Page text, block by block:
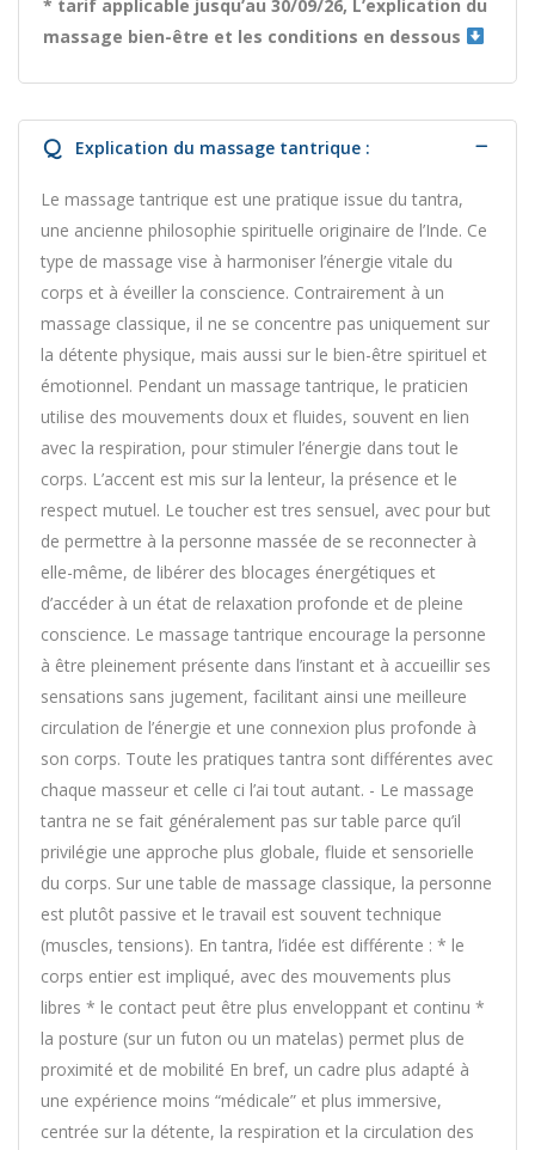
* tarif applicable jusqu’au 30/09/26, L’explication du
massage bien-être et les conditions en dessous
Q Explication du massage tantrique :
Le massage tantrique est une pratique issue du tantra,
une ancienne philosophie spirituelle originaire de l’Inde. Ce
type de massage vise à harmoniser l’énergie vitale du
corps et à éveiller la conscience. Contrairement à un
massage classique, il ne se concentre pas uniquement sur
la détente physique, mais aussi sur le bien-être spirituel et
émotionnel. Pendant un massage tantrique, le praticien
utilise des mouvements doux et fluides, souvent en lien
avec la respiration, pour stimuler l’énergie dans tout le
corps. L’accent est mis sur la lenteur, la présence et le
respect mutuel. Le toucher est tres sensuel, avec pour but
de permettre à la personne massée de se reconnecter à
elle-même, de libérer des blocages énergétiques et
d’accéder à un état de relaxation profonde et de pleine
conscience. Le massage tantrique encourage la personne
à être pleinement présente dans l’instant et à accueillir ses
sensations sans jugement, facilitant ainsi une meilleure
circulation de l’énergie et une connexion plus profonde à
son corps. Toute les pratiques tantra sont différentes avec
chaque masseur et celle ci l’ai tout autant. - Le massage
tantra ne se fait généralement pas sur table parce qu’il
privilégie une approche plus globale, fluide et sensorielle
du corps. Sur une table de massage classique, la personne
est plutôt passive et le travail est souvent technique
(muscles, tensions). En tantra, l’idée est différente : * le
corps entier est impliqué, avec des mouvements plus
libres * le contact peut être plus enveloppant et continu *
la posture (sur un futon ou un matelas) permet plus de
proximité et de mobilité En bref, un cadre plus adapté à
une expérience moins “médicale” et plus immersive,
centrée sur la détente, la respiration et la circulation des